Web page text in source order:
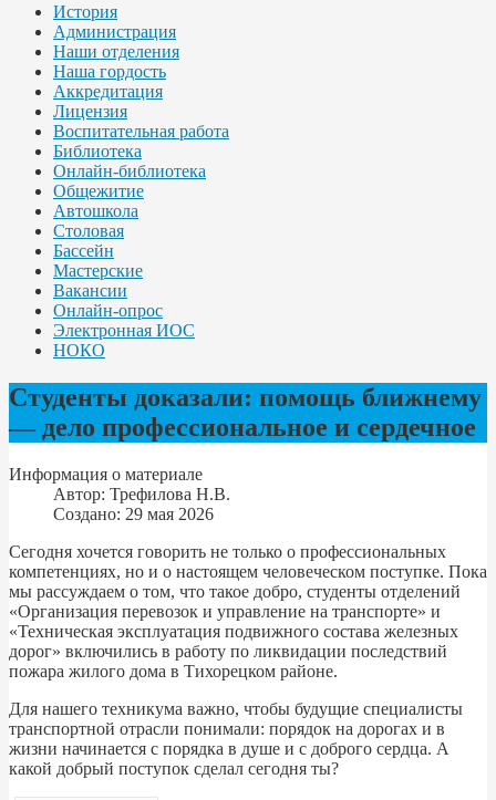
История
Администрация
Наши отделения
Наша гордость
Аккредитация
Лицензия
Воспитательная работа
Библиотека
Онлайн-библиотека
Общежитие
Автошкола
Столовая
Бассейн
Мастерские
Вакансии
Онлайн-опрос
Электронная ИОС
НОКО
Студенты доказали: помощь ближнему
— дело профессиональное и сердечное
Информация о материале
Автор: Трефилова Н.В.
Создано: 29 мая 2026
Сегодня хочется говорить не только о профессиональных
компетенциях, но и о настоящем человеческом поступке. Пока
мы рассуждаем о том, что такое добро, студенты отделений
«Организация перевозок и управление на транспорте» и
«Техническая эксплуатация подвижного состава железных
дорог» включились в работу по ликвидации последствий
пожара жилого дома в Тихорецком районе.
Для нашего техникума важно, чтобы будущие специалисты
транспортной отрасли понимали: порядок на дорогах и в
жизни начинается с порядка в душе и с доброго сердца. А
какой добрый поступок сделал сегодня ты?